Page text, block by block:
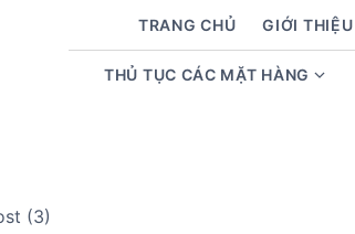
TRANG CHỦ GIỚI THIỆU
THỦ TỤC CÁC MẶT HÀNG